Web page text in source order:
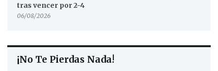
tras vencer por 2-4
06/08/2026
¡No Te Pierdas Nada!